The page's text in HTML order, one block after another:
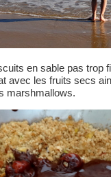
en sable pas trop
avec les fruits secs
marshmallows.